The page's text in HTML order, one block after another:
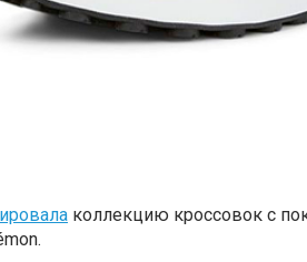
коллекцию кроссовок с